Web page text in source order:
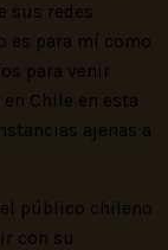
sus redes
es para mí como
para venir
Chile en esta
ajenas a
público chileno
con su